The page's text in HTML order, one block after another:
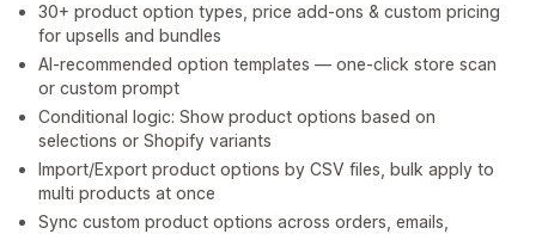
30+ product option types, price add-ons & custom pricing
for upsells and bundles
AI-recommended option templates — one-click store scan
or custom prompt
Conditional logic: Show product options based on
selections or Shopify variants
Import/Export product options by CSV files, bulk apply to
multi products at once
Sync custom product options across orders, emails,